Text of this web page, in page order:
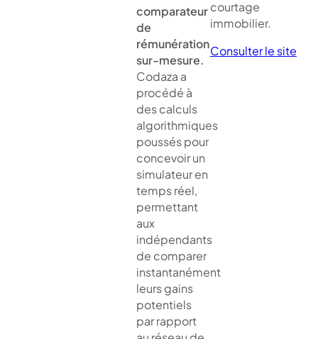
comparateur
de
rémunération
sur-mesure.
Codaza a
procédé à
des calculs
algorithmiques
poussés pour
concevoir un
simulateur en
temps réel,
permettant
aux
indépendants
de comparer
instantanément
leurs gains
potentiels
par rapport
courtage
immobilier.
Consulter le site